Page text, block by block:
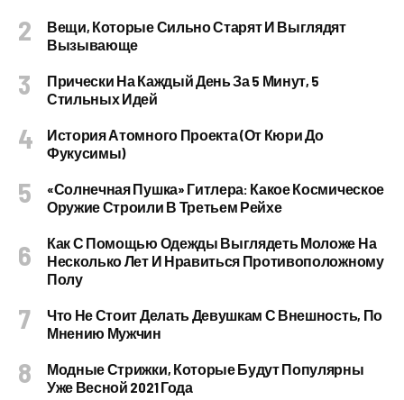
Вещи, Которые Сильно Старят И Выглядят
Вызывающе
Прически На Каждый День За 5 Минут, 5
Стильных Идей
История Атомного Проекта (от Кюри До
Фукусимы)
«Солнечная Пушка» Гитлера: Какое Космическое
Оружие Строили В Третьем Рейхе
Как С Помощью Одежды Выглядеть Моложе На
Несколько Лет И Нравиться Противоположному
Полу
Что Не Стоит Делать Девушкам С Внешность, По
Мнению Мужчин
Модные Стрижки, Которые Будут Популярны
Уже Весной 2021 Года